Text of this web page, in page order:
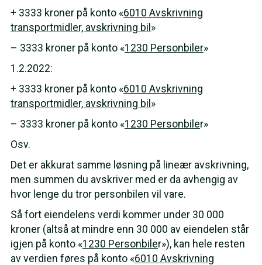
+ 3333 kroner på konto «6010 Avskrivning
transportmidler, avskrivning bil »
– 3333 kroner på konto «1230 Personbiler»
1.2.2022:
+ 3333 kroner på konto «6010 Avskrivning
transportmidler, avskrivning bil »
– 3333 kroner på konto «1230 Personbiler»
Osv.
Det er akkurat samme løsning på lineær avskrivning,
men summen du avskriver med er da avhengig av
hvor lenge du tror personbilen vil vare.
Så fort eiendelens verdi kommer under 30 000
kroner (altså at mindre enn 30 000 av eiendelen står
igjen på konto «1230 Personbiler»), kan hele resten
av verdien føres på konto «6010 Avskrivning